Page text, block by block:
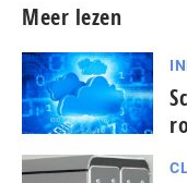
Meer lezen